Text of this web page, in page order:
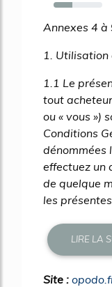
39%
Annexes 4 à
1. Utilisation
1.1 Le
tout
ou « vous »)
Conditions
dénommées
effectuez un
de quelque
les
LIRE LA
Site :